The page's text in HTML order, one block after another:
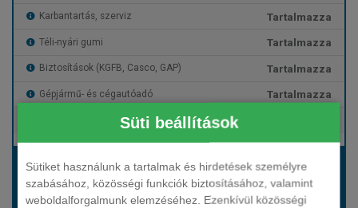
Süti beállítások
Sütiket használunk a tartalmak és hirdetések személyre
szabásához, közösségi funkciók biztosításához, valamint
weboldalforgalmunk elemzéséhez. Ezenkívül közösségi
Karbantartás, szerviz Tartalmazza
Téli-nyári gumi Tartalmazza
Biztosítások (KGFB, Casco, GAP) Tartalmazza
Gépjármű- és cégautóadó Tartalmazza
Európai assistance
Bérleti díj:
Hívjon bennünket!